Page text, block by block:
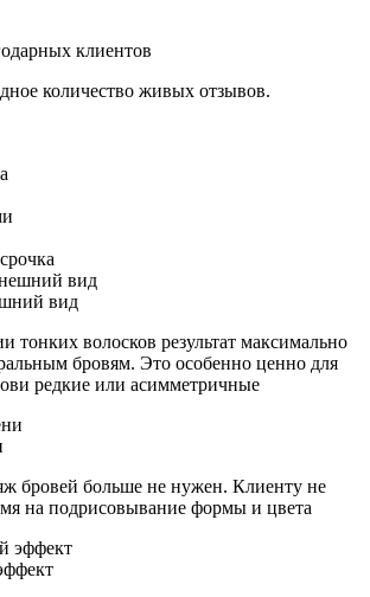
клиентов
количество живых отзывов.
вид
тонких волосков результат максимально
бровям. Это особенно ценно для
редкие или асимметричные
бровей больше не нужен. Клиенту не
на подрисовывание формы и цвета